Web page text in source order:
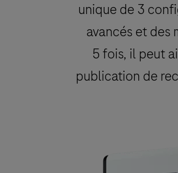
unique de 3
avancés et des
5 fois, il peut
publication de